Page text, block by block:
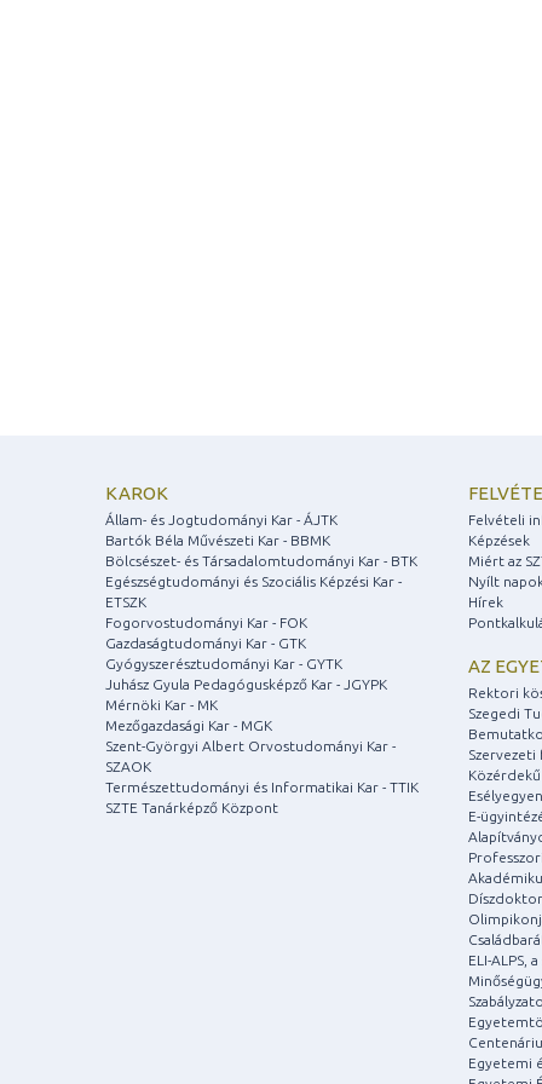
KAROK
Állam- és Jogtudományi Kar - ÁJTK
Bartók Béla Művészeti Kar - BBMK
Bölcsészet- és Társadalomtudományi Kar - BTK
Egészségtudományi és Szociális Képzési Kar -
ETSZK
Fogorvostudományi Kar - FOK
Gazdaságtudományi Kar - GTK
Gyógyszerésztudományi Kar - GYTK
Juhász Gyula Pedagógusképző Kar - JGYPK
Mérnöki Kar - MK
Mezőgazdasági Kar - MGK
Szent-Györgyi Albert Orvostudományi Kar -
SZAOK
Természettudományi és Informatikai Kar - TTIK
SZTE Tanárképző Központ
Felvételi
Képzések
Miért az
Nyílt
Hírek
AZ
Rektori
Szegedi
E-
ELI-ALPS,
Egyetemi